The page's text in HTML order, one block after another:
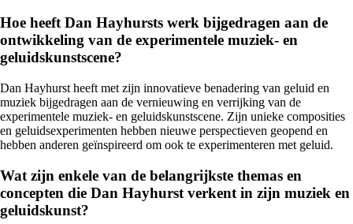
Hoe heeft Dan Hayhursts werk bijgedragen aan de
ontwikkeling van de experimentele muziek- en
geluidskunstscene?
Dan Hayhurst heeft met zijn innovatieve benadering van geluid en
muziek bijgedragen aan de vernieuwing en verrijking van de
experimentele muziek- en geluidskunstscene. Zijn unieke composities
en geluidsexperimenten hebben nieuwe perspectieven geopend en
hebben anderen geïnspireerd om ook te experimenteren met geluid.
Wat zijn enkele van de belangrijkste themas en
concepten die Dan Hayhurst verkent in zijn muziek en
geluidskunst?